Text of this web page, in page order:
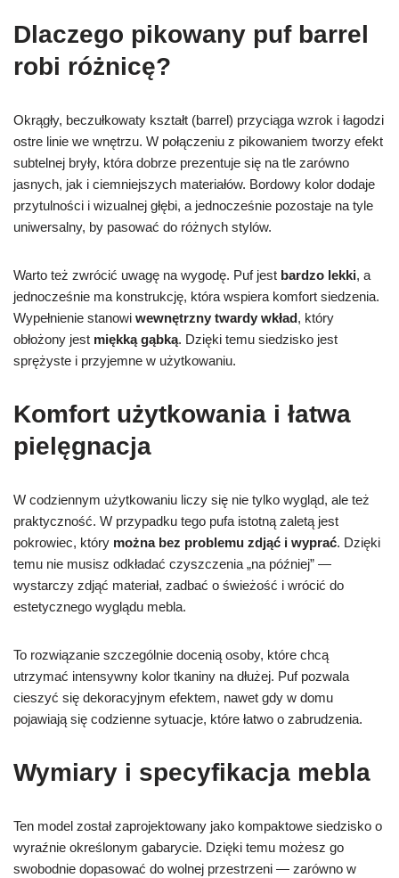
Dlaczego pikowany puf barrel
robi różnicę?
Okrągły, beczułkowaty kształt (barrel) przyciąga wzrok i łagodzi
ostre linie we wnętrzu. W połączeniu z pikowaniem tworzy efekt
subtelnej bryły, która dobrze prezentuje się na tle zarówno
jasnych, jak i ciemniejszych materiałów. Bordowy kolor dodaje
przytulności i wizualnej głębi, a jednocześnie pozostaje na tyle
uniwersalny, by pasować do różnych stylów.
Warto też zwrócić uwagę na wygodę. Puf jest bardzo lekki, a
jednocześnie ma konstrukcję, która wspiera komfort siedzenia.
Wypełnienie stanowi wewnętrzny twardy wkład, który
obłożony jest miękką gąbką. Dzięki temu siedzisko jest
sprężyste i przyjemne w użytkowaniu.
Komfort użytkowania i łatwa
pielęgnacja
W codziennym użytkowaniu liczy się nie tylko wygląd, ale też
praktyczność. W przypadku tego pufa istotną zaletą jest
pokrowiec, który można bez problemu zdjąć i wyprać. Dzięki
temu nie musisz odkładać czyszczenia „na później” —
wystarczy zdjąć materiał, zadbać o świeżość i wrócić do
estetycznego wyglądu mebla.
To rozwiązanie szczególnie docenią osoby, które chcą
utrzymać intensywny kolor tkaniny na dłużej. Puf pozwala
cieszyć się dekoracyjnym efektem, nawet gdy w domu
pojawiają się codzienne sytuacje, które łatwo o zabrudzenia.
Wymiary i specyfikacja mebla
Ten model został zaprojektowany jako kompaktowe siedzisko o
wyraźnie określonym gabarycie. Dzięki temu możesz go
swobodnie dopasować do wolnej przestrzeni — zarówno w